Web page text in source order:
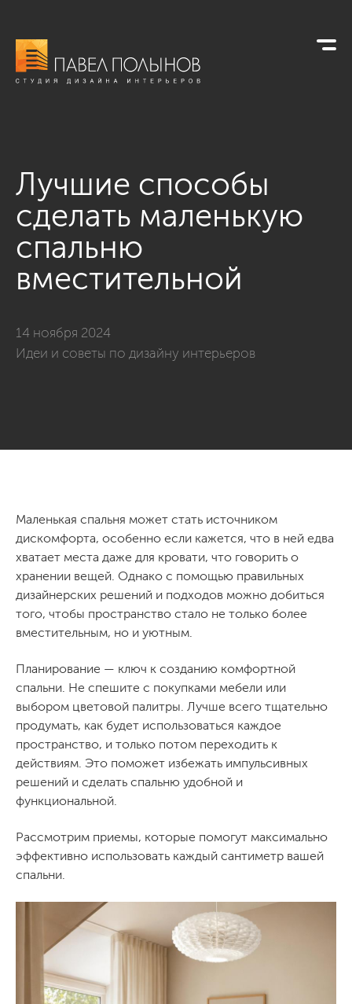
Лучшие способы
сделать маленькую
спальню
вместительной
14 ноября 2024
Идеи и советы по дизайну интерьеров
Маленькая спальня может стать источником
дискомфорта, особенно если кажется, что в ней едва
хватает места даже для кровати, что говорить о
хранении вещей. Однако с помощью правильных
дизайнерских решений и подходов можно добиться
того, чтобы пространство стало не только более
вместительным, но и уютным.
Планирование — ключ к созданию комфортной
спальни. Не спешите с покупками мебели или
выбором цветовой палитры. Лучше всего тщательно
продумать, как будет использоваться каждое
пространство, и только потом переходить к
действиям. Это поможет избежать импульсивных
решений и сделать спальню удобной и
функциональной.
Рассмотрим приемы, которые помогут максимально
эффективно использовать каждый сантиметр вашей
спальни.